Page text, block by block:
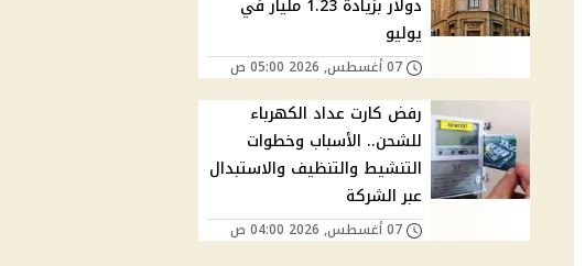
دولار بزيادة 1.23 مليار في
يوليو
07 أغسطس, 2026 05:00 ص
رفض كارت عداد الكهرباء
للشحن.. الأسباب وخطوات
التنشيط والتنظيف والاستبدال
عبر الشركة
07 أغسطس, 2026 04:00 ص